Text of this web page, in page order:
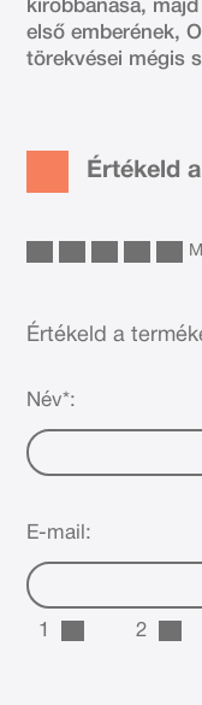
kirobbanása,
első emberének,
törekvései mégis
Értékeld
Értékeld a
Név*:
E-mail:
1 2